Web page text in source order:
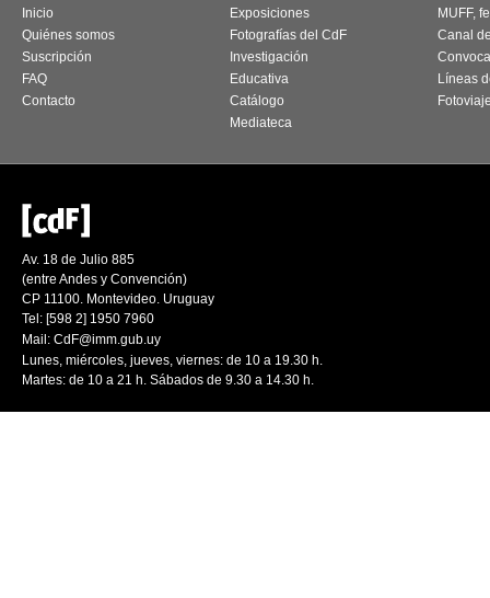
Inicio
Quiénes somos
Suscripción
FAQ
Contacto
Exposiciones
Fotografías del CdF
Investigación
Educativa
Catálogo
Mediateca
MUFF,
Canal
Líneas
Av. 18 de Julio 885
(entre Andes y Convención)
CP 11100. Montevideo. Uruguay
Tel: [598 2] 1950 7960
Mail: CdF@imm.gub.uy
Lunes, miércoles, jueves, viernes: de 10 a 19.30 h.
Martes: de 10 a 21 h. Sábados de 9.30 a 14.30 h.